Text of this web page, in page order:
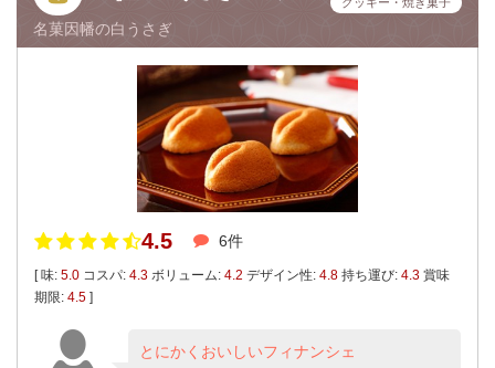
名菓因幡の白うさぎ
4.5 6件
[ 味: 5.0 コスパ: 4.3 ボリューム: 4.2 デザイン性: 4.8 持ち運び: 4.3 賞味
期限: 4.5 ]
とにかくおいしいフィナンシェ